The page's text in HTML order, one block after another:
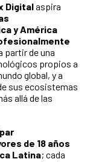
Digitalaspira
y América
partir de una
propios a
global, y a
sus ecosistemas
allá de las
de 18 años
Latina; cada